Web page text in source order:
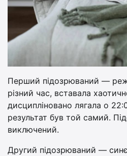
Перший підозрюваний —
різний час, вставала
дисципліновано лягала о
результат був той самий.
виключений.
Другий підозрюваний —